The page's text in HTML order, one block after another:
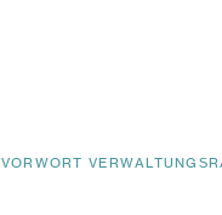
VORWORT